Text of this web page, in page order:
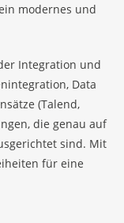
modernes und
Integration und
Data
(Talend,
die genau auf
sind. Mit
für eine